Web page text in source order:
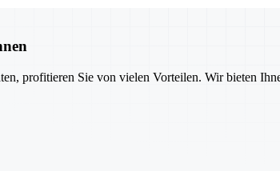
profitieren Sie von vielen Vorteilen. Wir bieten